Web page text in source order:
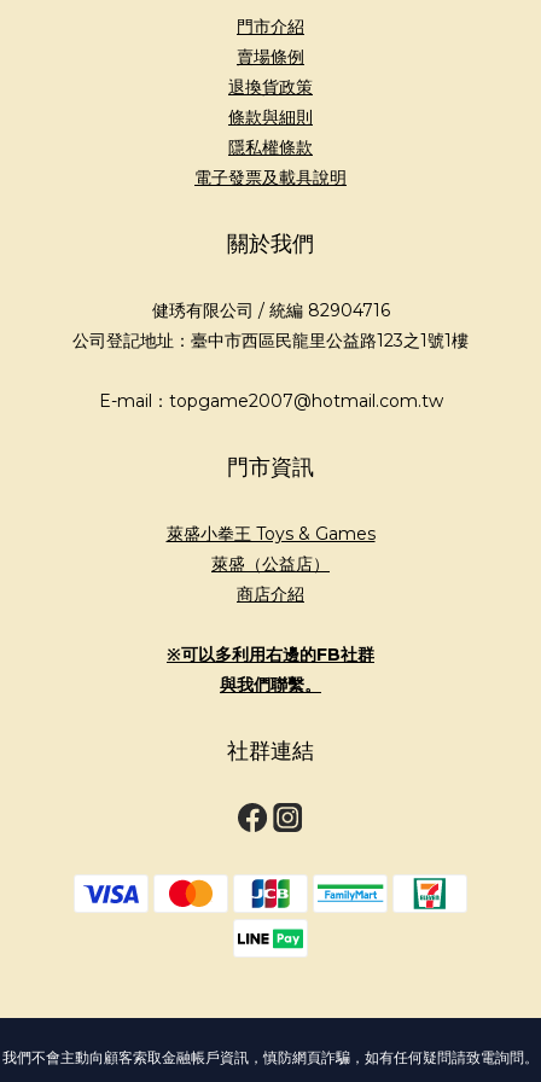
門市介紹
賣場條例
退換貨政策
條款與細則
隱私權條款
電子發票及載具說明
關於我們
健琇有限公司 / 統編 82904716
公司登記地址：臺中市西區民龍里公益路123之1號1樓
E-mail：topgame2007@hotmail.com.tw
門市資訊
萊盛小拳王 Toys & Games
萊盛（公益店）
商店介紹
※可以多利用右邊的FB社群
與我們聯繫。
社群連結
我們不會主動向顧客索取金融帳戶資訊，慎防網頁詐騙，如有任何疑問請致電詢問。